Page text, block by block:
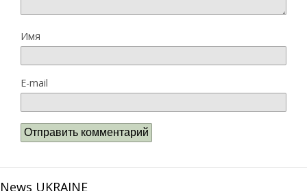
Имя
E-mail
News UKRAINE